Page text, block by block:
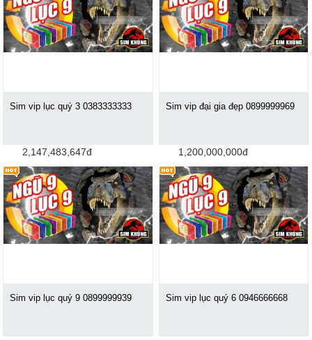
Sim vip lục quý 3 0383333333
2,147,483,647đ
Sim vip đại gia đẹp 0899999969
1,200,000,000đ
Sim vip lục quý 9 0899999939 Sim vip lục quý 6 0946666668